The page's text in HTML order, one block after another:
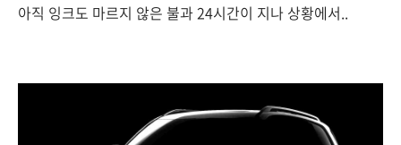
아직 잉크도 마르지 않은 불과 24시간이 지나 상황에서..